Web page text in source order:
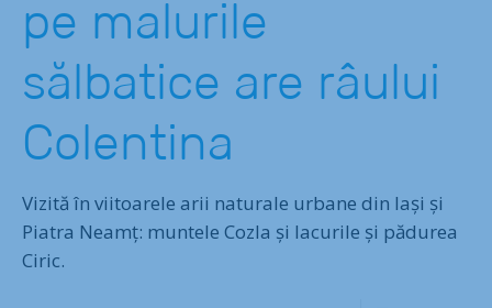
pe malurile
sălbatice are râului
Colentina
Vizită în viitoarele arii naturale urbane din Iași și
Piatra Neamț: muntele Cozla și lacurile și pădurea
Ciric.